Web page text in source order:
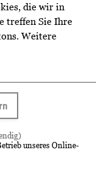
die wir in
treffen Sie Ihre
Weitere
unseres Online-
Wackerbarths
Staatsweingut
01445